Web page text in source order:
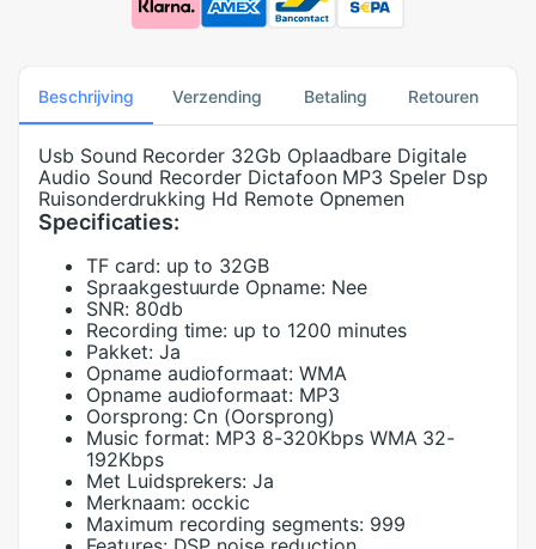
Beschrijving Verzending Betaling Retouren
Usb Sound Recorder 32Gb Oplaadbare Digitale
Audio Sound Recorder Dictafoon MP3 Speler Dsp
Ruisonderdrukking Hd Remote Opnemen
Specificaties:
TF card: up to 32GB
Spraakgestuurde Opname: Nee
SNR: 80db
Recording time: up to 1200 minutes
Pakket: Ja
Opname audioformaat: WMA
Opname audioformaat: MP3
Oorsprong: Cn (Oorsprong)
Music format: MP3 8-320Kbps WMA 32-
192Kbps
Met Luidsprekers: Ja
Merknaam: occkic
Maximum recording segments: 999